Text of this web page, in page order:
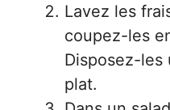
Lavez les
coupez-les
Disposez-les
plat.